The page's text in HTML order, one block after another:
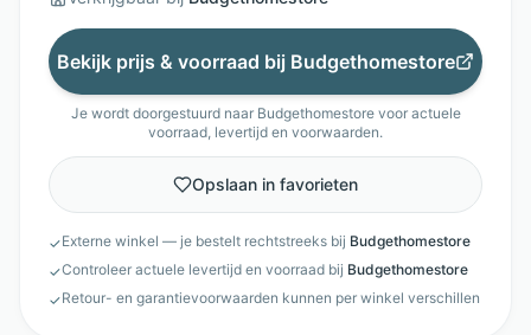
Bekijk prijs & voorraad bij Budgethomestore
Je wordt doorgestuurd naar Budgethomestorevoor actuele
voorraad, levertijd en voorwaarden.
Opslaan in favorieten
✓Externe winkel — je bestelt rechtstreeks bij Budgethomestore
✓Controleer actuele levertijd en voorraad bij Budgethomestore
✓Retour- en garantievoorwaarden kunnen per winkel verschillen